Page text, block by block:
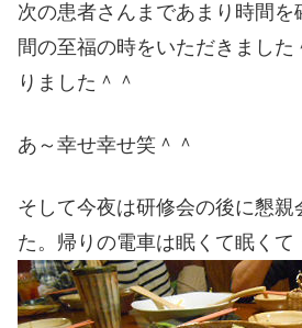
次の患者さんまであまり時間
間の至福の時をいただきまし
りました＾＾
あ～幸せ幸せ笑＾＾
そして今夜は研修会の後に懇
た。帰りの電車は眠くて眠くて